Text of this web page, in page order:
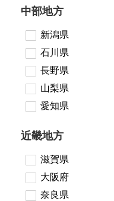
中部地方
新潟県
石川県
長野県
山梨県
愛知県
近畿地方
滋賀県
大阪府
奈良県